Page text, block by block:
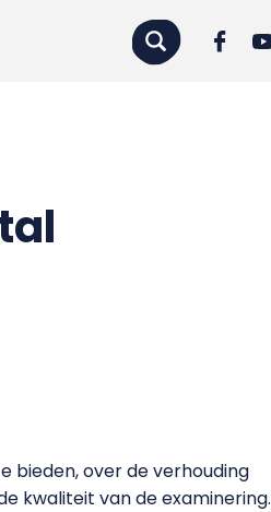
bieden, over de verhouding
kwaliteit van de examinering.